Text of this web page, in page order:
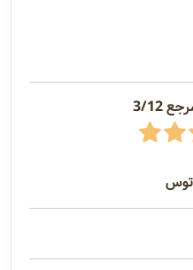
3/12
توس